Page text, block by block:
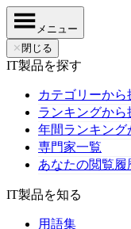
メニュー
✕ 閉じる
IT製品を探す
カテゴリーから
ランキングから
年間ランキング
専門家一覧
あなたの閲覧履
IT製品を知る
用語集